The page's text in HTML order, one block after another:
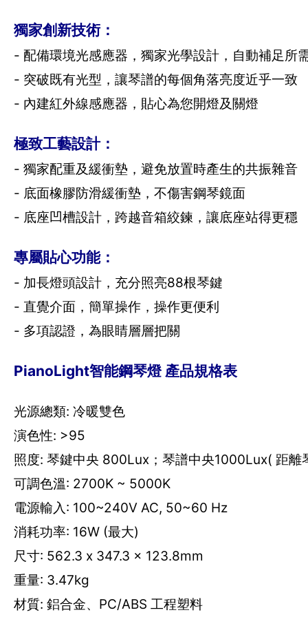
獨家創新技術：
- 配備環境光感應器，獨家光學設計，自動補足所需
- 突破既有光型，讓琴譜的每個角落亮度近乎一致
- 內建紅外線感應器，貼心為您開燈及關燈
極致工藝設計：
- 獨家配重及緩衝墊，避免放置時產生的共振雜音
- 底面橡膠防滑緩衝墊，不傷害鋼琴鏡面
- 底座凹槽設計，跨越音箱絞鍊，讓底座站得更穩
專屬貼心功能：
- 加長燈頭設計，充分照亮88根琴鍵
- 直覺介面，簡單操作，操作更便利
- 多項認證，為眼睛層層把關
PianoLight智能鋼琴燈 產品規格表
光源總類: 冷暖雙色
演色性: >95
照度: 琴鍵中央 800Lux；琴譜中央1000Lux( 距離
可調色溫: 2700K ~ 5000K
電源輸入: 100~240V AC, 50~60 Hz
消耗功率: 16W (最大)
尺寸: 562.3 x 347.3 x 123.8mm
重量: 3.47kg
材質: 鋁合金、PC/ABS 工程塑料